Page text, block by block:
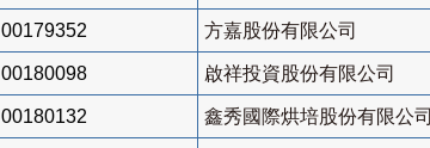
00179352 方嘉股份有限公司
00180098 啟祥投資股份有限公司
00180132 鑫秀國際烘培股份有限公司